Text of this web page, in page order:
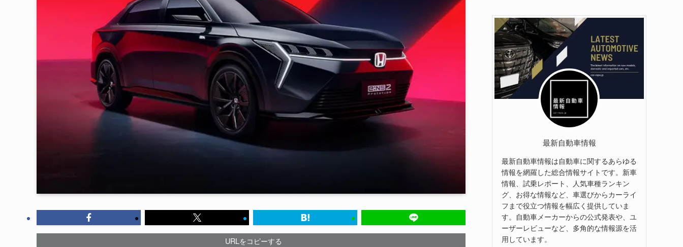
URLをコピーする
最新自動車情報
最新自動車情報は自動車に関するあらゆる
情報を網羅した総合情報サイトです。新車
情報、試乗レポート、人気車種ランキン
グ、お得な情報など、車選びからカーライ
フまで役立つ情報を幅広く提供していま
す。自動車メーカーからの公式発表や、ユ
ーザーレビューなど、多角的な情報源を活
用しています。